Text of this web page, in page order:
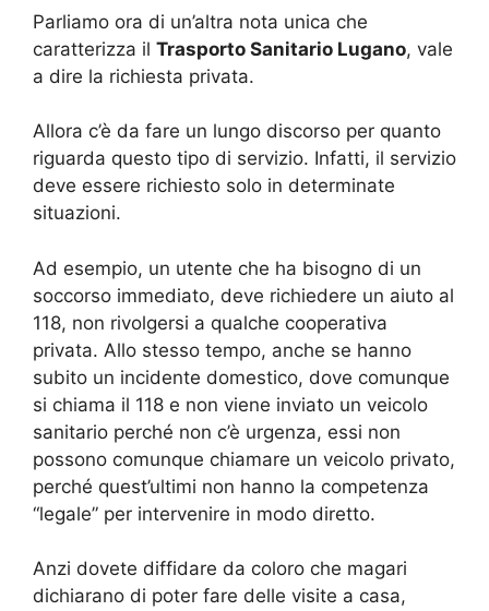
Parliamo ora di un’altra nota unica che
caratterizza il Trasporto Sanitario Lugano, vale
a dire la richiesta privata.
Allora c’è da fare un lungo discorso per quanto
riguarda questo tipo di servizio. Infatti, il servizio
deve essere richiesto solo in determinate
situazioni.
Ad esempio, un utente che ha bisogno di un
soccorso immediato, deve richiedere un aiuto al
118, non rivolgersi a qualche cooperativa
privata. Allo stesso tempo, anche se hanno
subito un incidente domestico, dove comunque
si chiama il 118 e non viene inviato un veicolo
sanitario perché non c’è urgenza, essi non
possono comunque chiamare un veicolo privato,
perché quest’ultimi non hanno la competenza
“legale” per intervenire in modo diretto.
Anzi dovete diffidare da coloro che magari
dichiarano di poter fare delle visite a casa,